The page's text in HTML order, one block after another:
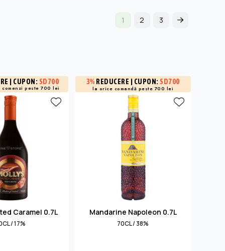
1 2 3
| CUPON: SD700
comenzi peste 700 lei
Caramel 0.7L
/ 17%
3% REDUCERE | CUPON:SD700
la orice comandă peste 700 lei
Mandarine Napoleon 0.7L
70CL / 38%